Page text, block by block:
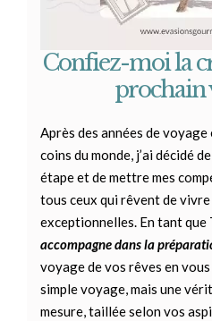
Confiez-moi la
prochain
Après des années de voyage
coins du monde, j’ai décidé
étape et de mettre mes
tous ceux qui rêvent de
exceptionnelles. En tant que
accompagne dans la
voyage de vos rêves en
simple voyage, mais une
mesure, taillée selon vos